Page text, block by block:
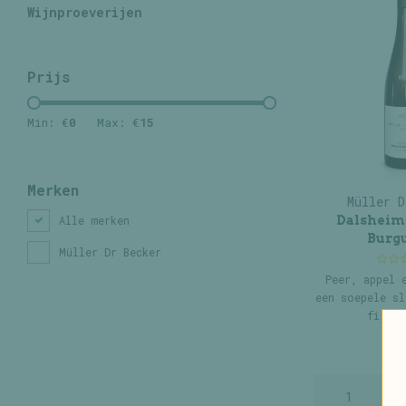
Wijnproeverijen
Prijs
Min: €0 Max: €15
Merken
Alle merken
Müller Dr Becker
Müller
Peer, appel
een soepele
fijne